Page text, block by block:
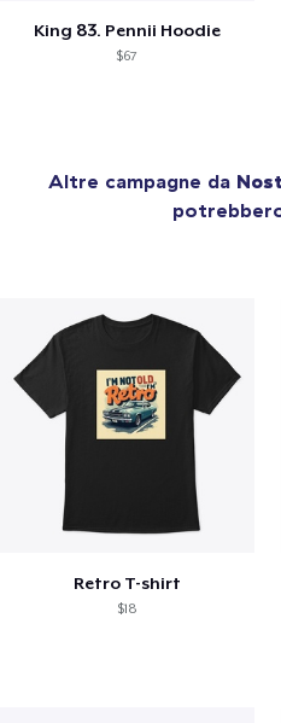
King 83. Pennii Hoodie
$67
Altre campagne da
Retro T-shirt
$18